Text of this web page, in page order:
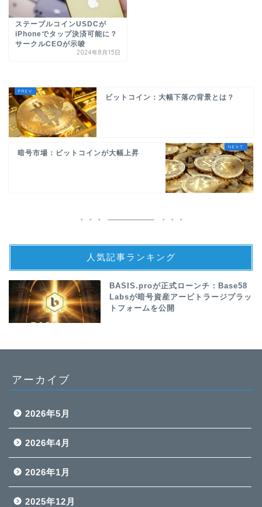
ステーブルコインUSDCが
iPhoneでタップ決済可能に？
サークルCEOが示唆
2024年8月15日
ビットコイン：大幅下落の背景とは？
暗号市場：ビットコインが大幅上昇
人気記事ランキング
BASIS.proが正式ローンチ：Base58
Labsが暗号資産アービトラージプラッ
トフォームを公開
アーカイブ
2026年5月
2026年4月
2026年1月
2025年12月